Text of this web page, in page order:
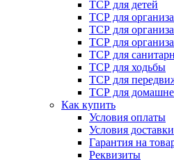
ТСР для детей
ТСР для
ТСР для
ТСР для
ТСР для
ТСР для ходьбы
ТСР для
ТСР для
Как купить
Условия оплаты
Условия доставки
Гарантия на
Реквизиты